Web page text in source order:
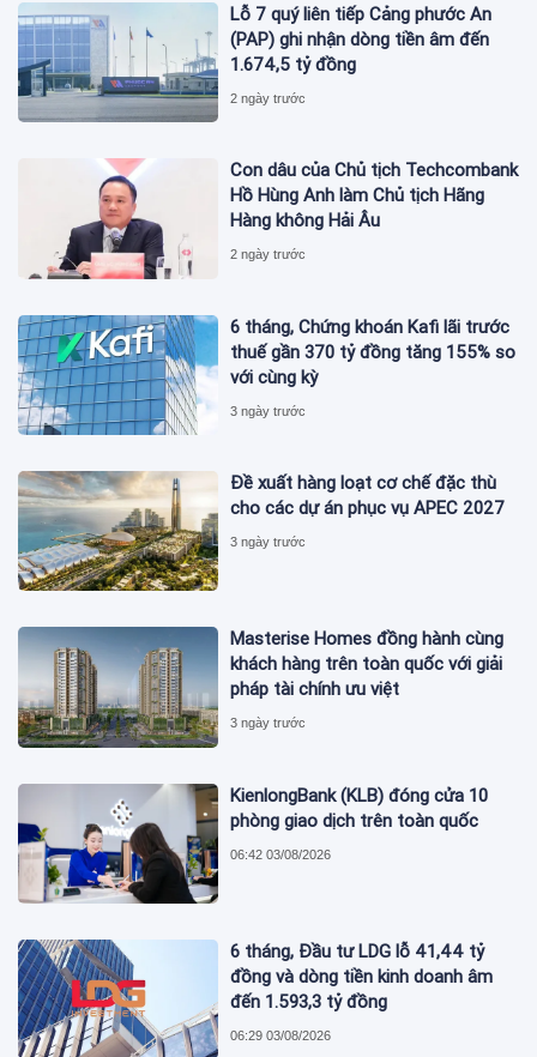
Lỗ 7 quý liên tiếp Cảng phước An
(PAP) ghi nhận dòng tiền âm đến
1.674,5 tỷ đồng
2 ngày trước
Con dâu của Chủ tịch Techcombank
Hồ Hùng Anh làm Chủ tịch Hãng
Hàng không Hải Âu
2 ngày trước
6 tháng, Chứng khoán Kafi lãi trước
thuế gần 370 tỷ đồng tăng 155% so
với cùng kỳ
3 ngày trước
Đề xuất hàng loạt cơ chế đặc thù
cho các dự án phục vụ APEC 2027
3 ngày trước
Masterise Homes đồng hành cùng
khách hàng trên toàn quốc với giải
pháp tài chính ưu việt
3 ngày trước
KienlongBank (KLB) đóng cửa 10
phòng giao dịch trên toàn quốc
06:42 03/08/2026
6 tháng, Đầu tư LDG lỗ 41,44 tỷ
đồng và dòng tiền kinh doanh âm
đến 1.593,3 tỷ đồng
06:29 03/08/2026